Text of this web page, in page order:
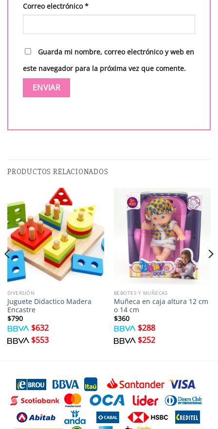
Correo electrónico*
Guarda mi nombre, correo electrónico y web en
este navegador para la próxima vez que comente.
PRODUCTOS RELACIONADOS
DIVERSIÓN
Juguete Didactico Madera
Encastre
$790
$632
$553
BEBOTES Y MUÑECAS
Muñeca en caja altura 12 cm
o 14 cm
$360
$288
$252